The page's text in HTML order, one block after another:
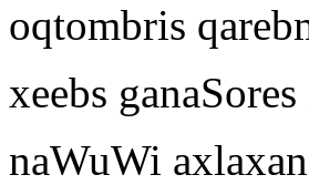
oqtombris
xeebs
naWuWi